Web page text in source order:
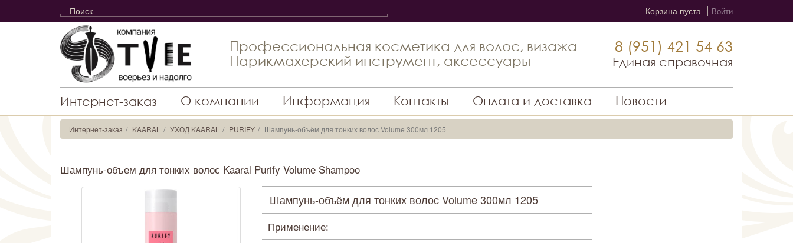
Корзина пуста | Войти
Профессиональная косметика для волос, визажа
Парикмахерский инструмент, аксессуары
8 (951) 421 54 63
Единая справочная
Интернет-заказ О компании Информация Контакты Оплата и доставка Новости
Интернет-заказ KAARAL УХОД KAARAL PURIFY Шампунь-объём для тонких волос Volume 300мл 1205
Шампунь-объем для тонких волос Kaaral Purify Volume Shampoo
Шампунь-объём для тонких волос Volume 300мл 1205
Применение: